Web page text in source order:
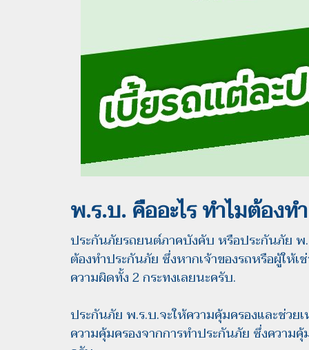
พ.ร.บ.คืออะไร ทำไมต้องท
ประกันภัยรถยนต์ภาคบังคับ หรือประกันภัย
ต้องทำประกันภัย ซึ่งหากเจ้าของรถหรือผู้ให้
ความผิดทั้ง 2 กระทงเลยนะครับ.
ประกันภัย พ.ร.บ.จะให้ความคุ้มครองและช่ว
ความคุ้มครองจากการทำประกันภัย ซึ่งควา